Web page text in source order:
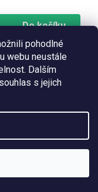
pohodlné
webu neustále
Dalším
s jejich
Do košíku